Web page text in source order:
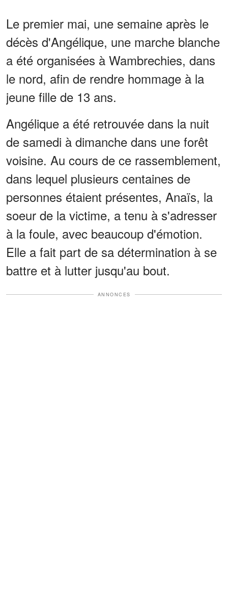
Le premier mai, une semaine après le
décès d'Angélique, une marche blanche
a été organisées à Wambrechies, dans
le nord, afin de rendre hommage à la
jeune fille de 13 ans.
Angélique a été retrouvée dans la nuit
de samedi à dimanche dans une forêt
voisine. Au cours de ce rassemblement,
dans lequel plusieurs centaines de
personnes étaient présentes, Anaïs, la
soeur de la victime, a tenu à s'adresser
à la foule, avec beaucoup d'émotion.
Elle a fait part de sa détermination à se
battre et à lutter jusqu'au bout.
ANNONCES